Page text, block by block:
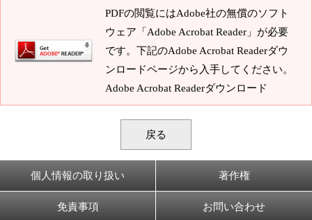
PDFの閲覧にはAdobe社の無償のソフト
ウェア「Adobe Acrobat Reader」が必要
です。下記のAdobe Acrobat Readerダウ
ンロードページから入手してください。
Adobe Acrobat Readerダウンロード
戻る
個人情報の取り扱い 著作権
免責事項 お問い合わせ